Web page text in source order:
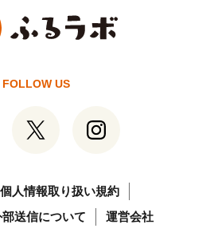
FOLLOW US
個人情報取り扱い規約
送信について
運営会社